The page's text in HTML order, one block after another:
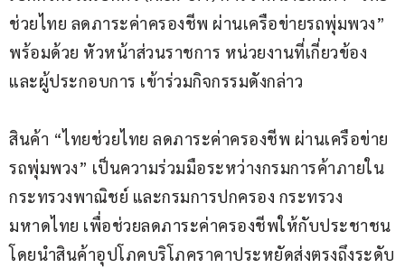
ช่วยไทย ลดภาระค่าครองชีพ ผ่านเครือข่ายรถพุ่มพวง”
พร้อมด้วย หัวหน้าส่วนราชการ หน่วยงานที่เกี่ยวข้อง
และผู้ประกอบการ เข้าร่วมกิจกรรมดังกล่าว
สินค้า “ไทยช่วยไทย ลดภาระค่าครองชีพ ผ่านเครือข่าย
รถพุ่มพวง” เป็นความร่วมมือระหว่างกรมการค้าภายใน
กระทรวงพาณิชย์ และกรมการปกครอง กระทรวง
มหาดไทย เพื่อช่วยลดภาระค่าครองชีพให้กับประชาชน
โดยนำสินค้าอุปโภคบริโภคราคาประหยัดส่งตรงถึงระดับ